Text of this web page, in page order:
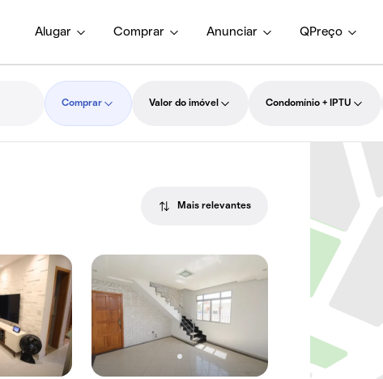
Alugar Comprar Anunciar QPreço
Comprar Valor do imóvel Condomínio + IPTU
Mais relevantes